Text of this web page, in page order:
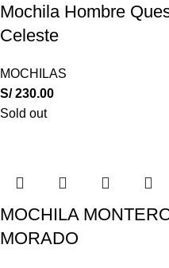
Mochila Hombre
Celeste
MOCHILAS
S/230.00
Sold out
MOCHILA
MORADO